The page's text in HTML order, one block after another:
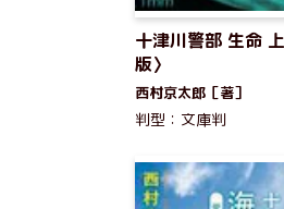
十津川警部 生命
版〉
西村京太郎［著］
判型：文庫判